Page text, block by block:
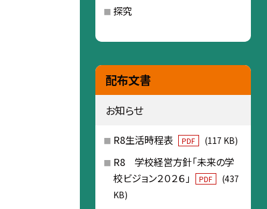
探究
配布文書
お知らせ
R8生活時程表 PDF (117 KB)
R8 学校経営方針「未来の学
校ビジョン２０２６」
PDF
(437
KB)